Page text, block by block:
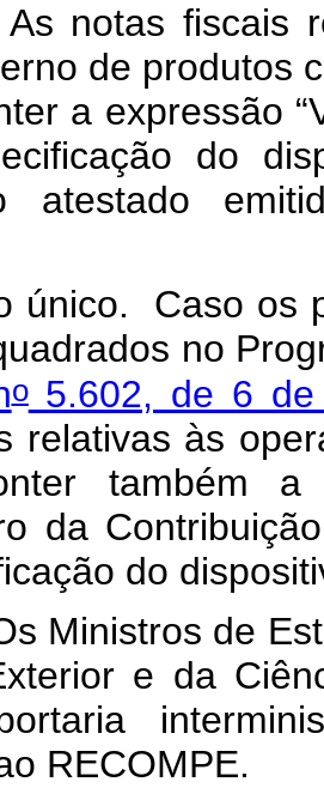
notas fiscais
de produtos
a expressão
do
atestado
único. Caso os
no
o5.602, de 6 de
relativas às
também a
da
do
Ministros de
e da
RECOMPE.